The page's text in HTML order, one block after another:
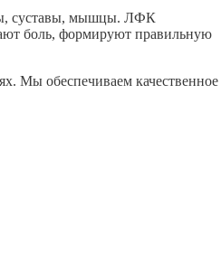
суставы, мышцы. ЛФК
боль, формируют правильную
Мы обеспечиваем качественное